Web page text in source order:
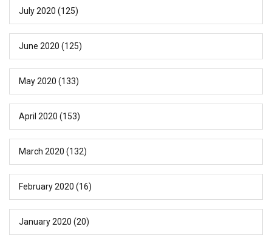
July 2020 (125)
June 2020 (125)
May 2020 (133)
April 2020 (153)
March 2020 (132)
February 2020 (16)
January 2020 (20)